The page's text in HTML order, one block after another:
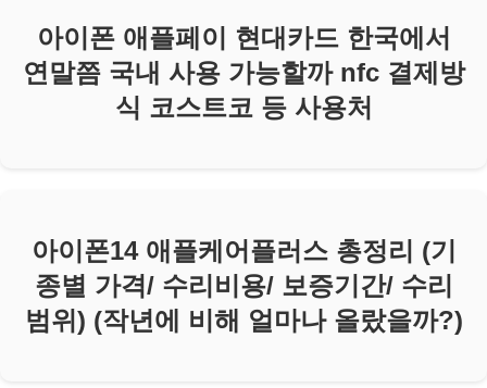
아이폰 애플페이 현대카드 한국에서
연말쯤 국내 사용 가능할까 nfc 결제방
식 코스트코 등 사용처
아이폰14 애플케어플러스 총정리 (기
종별 가격/ 수리비용/ 보증기간/ 수리
범위) (작년에 비해 얼마나 올랐을까?)